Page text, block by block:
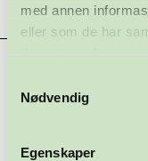
med annen
eller som de har
tjenestene deres.
Nødvendig
Egenskaper